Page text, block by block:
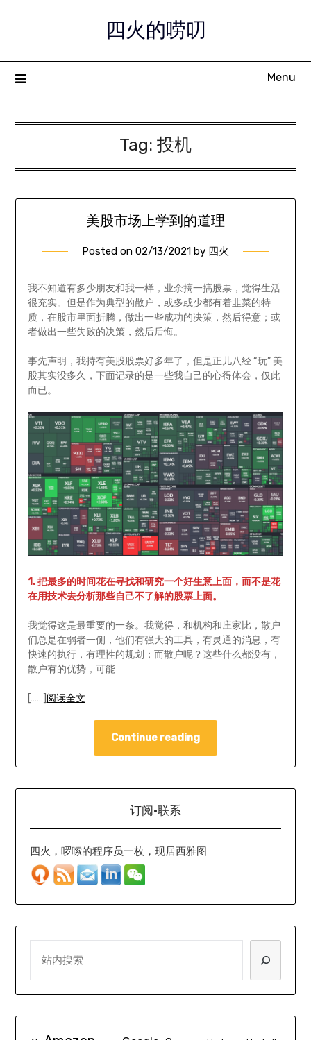
四火的唠叨
Menu
Tag: 投机
美股市场上学到的道理
Posted on 02/13/2021 by 四火
我不知道有多少朋友和我一样，业余搞一搞股票，觉得生活
很充实。但是作为典型的散户，或多或少都有着韭菜的特
质，在股市里面折腾，做出一些成功的决策，然后得意；或
者做出一些失败的决策，然后后悔。
事先声明，我持有美股股票好多年了，但是正儿八经 “玩” 美
股其实没多久，下面记录的是一些我自己的心得体会，仅此
而已。
1. 把最多的时间花在寻找和研究一个好生意上面，而不是花
在用技术去分析那些自己不了解的股票上面。
我觉得这是最重要的一条。我觉得，和机构和庄家比，散户
们总是在弱者一侧，他们有强大的工具，有灵通的消息，有
快速的执行，有理性的规划；而散户呢？这些什么都没有，
散户有的优势，可能
[……] 阅读全文
Continue reading
订阅·联系
四火，啰嗦的程序员一枚，现居西雅图